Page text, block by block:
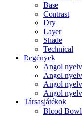
Base
Contrast
Dry
Layer
Shade
Technical
Regények
Angol
Angol
Angol
Angol
Társasjátékok
Blood Bowl